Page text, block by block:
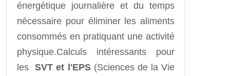
énergétique journalière et du temps
nécessaire pour éliminer les aliments
consommés en pratiquant une activité
physique.Calculs intéressants pour
les SVT et l'EPS(Sciences de la Vie